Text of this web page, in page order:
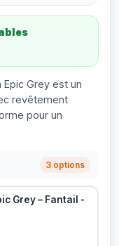
Epic Grey est un
revêtement
pour un
3 options
Grey – Fantail -